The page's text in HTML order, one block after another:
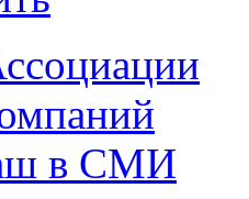
в СМИ